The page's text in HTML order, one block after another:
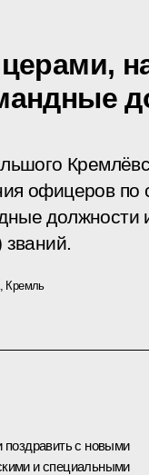
офицеров по
должности
званий.
Кремль
поздравить с новыми
и специальными